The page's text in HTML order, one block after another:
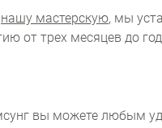
нашу мастерскую, мы
от трех месяцев до
вы можете любым